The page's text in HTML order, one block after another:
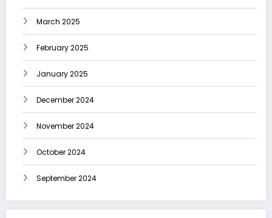
March 2025
February 2025
January 2025
December 2024
November 2024
October 2024
September 2024